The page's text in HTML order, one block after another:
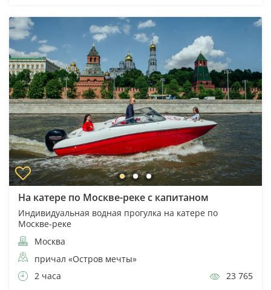
На катере по Москве-реке с капитаном
Индивидуальная водная прогулка на катере по
Москве-реке
Москва
причал «Остров мечты»
2 часа
23 765